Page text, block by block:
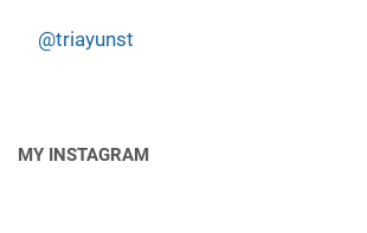
@triayunst
MY INSTAGRAM